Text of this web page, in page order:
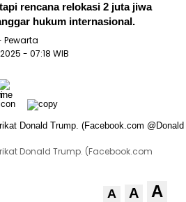
rencana relokasi 2 juta jiwa
hukum internasional.
Pewarta
- 07:18 WIB
Donald Trump. (Facebook.com
A A A